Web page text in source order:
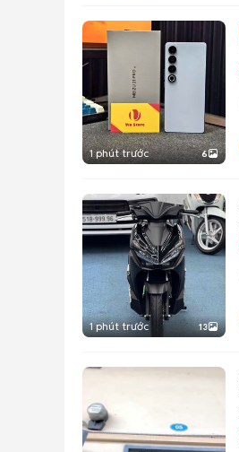
1 phút trước 6
1 phút trước 13